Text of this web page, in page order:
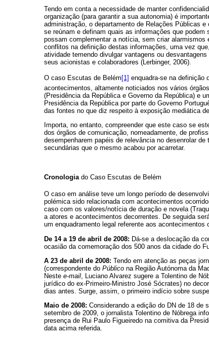
Tendo em conta a necessidade de manter
organização (para garantir a sua autonomia) é
administração, o departamento de Relações Públicas
se reúnam e definam quais as informações que
possam complementar a notícia, sem criar
conflitos na definição destas informações, uma vez
atividade temendo divulgar vantagens ou
seus acionistas e colaboradores (Lerbinger, 2006).
O caso Escutas de Belém[1] enquadra-se na definição
acontecimentos, altamente noticiados nos vários
(Presidência da República e Governo da República) e
Presidência da República por parte do Governo
das fontes no que diz respeito à exposição mediática
Importa, no entanto, compreender que este caso se
dos órgãos de comunicação, nomeadamente, de
desempenharem papéis de relevância no desenrolar
secundárias que o mesmo acabou por acarretar.
Cronologia do Caso Escutas de Belém
O caso em análise teve um longo período de
polémica sido relacionada com acontecimentos
caso com os valores/notícia de duração e novela
a atores e acontecimentos decorrentes. De seguida
um enquadramento legal referente aos
De 14 a 19 de abril de 2008: Dá-se a deslocação da
ocasião da comemoração dos 500 anos da cidade do
A 23 de abril de 2008: Tendo em atenção as peças
(correspondente do Público na Região Autónoma da
Neste e-mail , Luciano Alvarez sugere a Tolentino de
jurídico do ex-Primeiro-Ministro José Sócrates) no
dias antes. Surge, assim, o primeiro indício sobre
Maio de 2008: Considerando a edição do DN de 18 de
setembro de 2009, o jornalista Tolentino de Nóbrega
presença de Rui Paulo Figueiredo na comitiva da
data acima referida.